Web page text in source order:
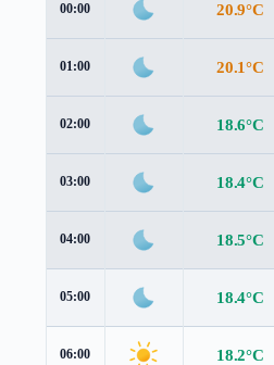
00:00 20.9°C
01:00 20.1°C
02:00 18.6°C
03:00 18.4°C
04:00 18.5°C
05:00 18.4°C
06:00 18.2°C